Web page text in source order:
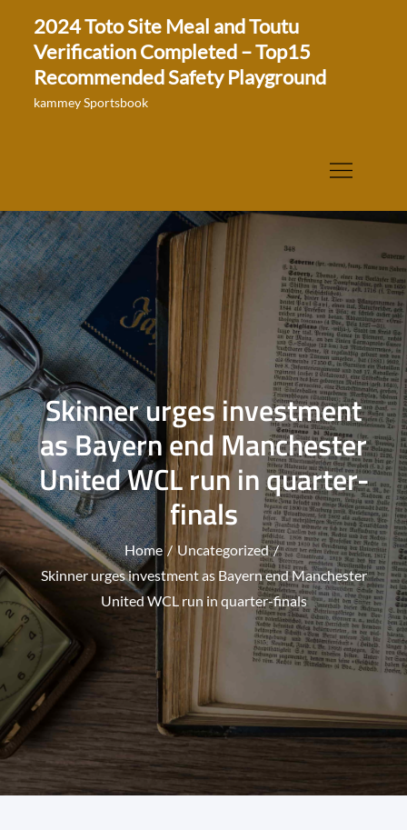
content
2024 Toto Site Meal and Toutu
Verification Completed – Top15
Recommended Safety Playground
kammey Sportsbook
Skinner urges investment
as Bayern end Manchester
United WCL run in quarter-
finals
Home
Uncategorized
Skinner urges investment as Bayern end Manchester
United WCL run in quarter-finals